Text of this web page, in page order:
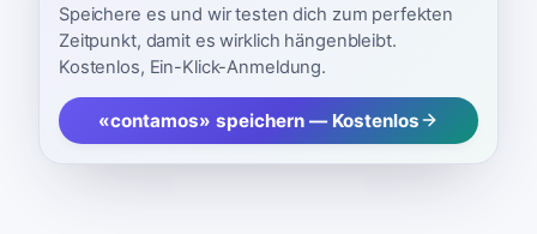
Speichere es und wir testen dich zum perfekten
Zeitpunkt, damit es wirklich hängenbleibt.
Kostenlos, Ein-Klick-Anmeldung.
«contamos» speichern — Kostenlos